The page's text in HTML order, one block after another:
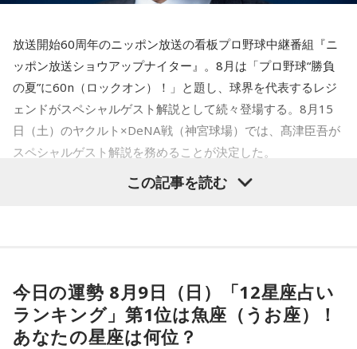
放送開始60周年のニッポン放送の看板プロ野球中継番組『ニ
ッポン放送ショウアップナイター』。8月は「プロ野球“勝負
の夏”に60n（ロックオン）！」と題し、球界を代表するレジ
ェンドがスペシャルゲスト解説として続々登場する。8月15
日（土）のヤクルト×DeNA戦（神宮球場）では、髙津臣吾が
スペシャルゲスト解説を務めることが決定した。
シーズン、ヤクルトの監督を務め、前年最下位からの日本
一、球団初のリーグ連覇を成し遂げた。
この記事を読む
今日の運勢 8月9日（日）「12星座占い
ランキング」第1位は魚座（うお座）！
あなたの星座は何位？